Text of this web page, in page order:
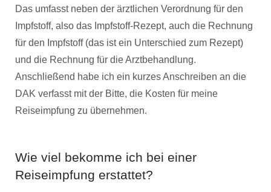
Das umfasst neben der ärztlichen Verordnung für den
Impfstoff, also das Impfstoff-Rezept, auch die Rechnung
für den Impfstoff (das ist ein Unterschied zum Rezept)
und die Rechnung für die Arztbehandlung.
Anschließend habe ich ein kurzes Anschreiben an die
DAK verfasst mit der Bitte, die Kosten für meine
Reiseimpfung zu übernehmen.
Wie viel bekomme ich bei einer
Reiseimpfung erstattet?